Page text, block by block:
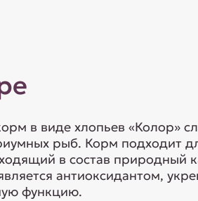
в виде хлопьев «Колор»
рыб. Корм подходит
в состав природный
антиоксидантом,
функцию.